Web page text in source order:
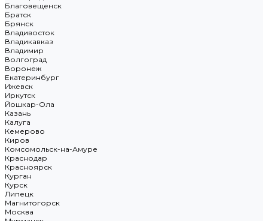
Благовещенск
Братск
Брянск
Владивосток
Владикавказ
Владимир
Волгоград
Воронеж
Екатеринбург
Ижевск
Иркутск
Йошкар-Ола
Казань
Калуга
Кемерово
Киров
Комсомольск-на-Амуре
Краснодар
Красноярск
Курган
Курск
Липецк
Магнитогорск
Москва